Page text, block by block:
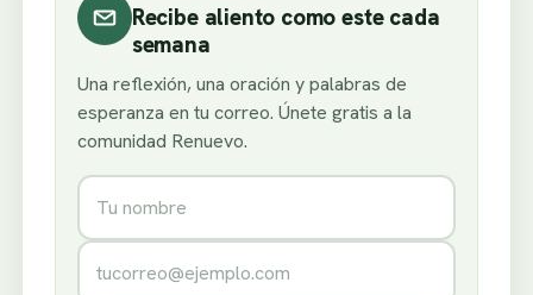
Recibe aliento como este cada
semana
Una reflexión, una oración y palabras de
esperanza en tu correo. Únete gratis a la
comunidad Renuevo.
Nombre
Correo electrónico